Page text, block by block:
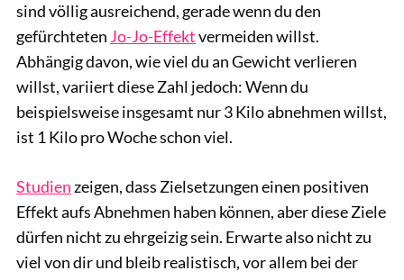
sind völlig ausreichend, gerade wenn du den
gefürchteten Jo-Jo-Effektvermeiden willst.
Abhängig davon, wie viel du an Gewicht verlieren
willst, variiert diese Zahl jedoch: Wenn du
beispielsweise insgesamt nur 3 Kilo abnehmen willst,
ist 1 Kilo pro Woche schon viel.
Studienzeigen, dass Zielsetzungen einen positiven
Effekt aufs Abnehmen haben können, aber diese Ziele
dürfen nicht zu ehrgeizig sein. Erwarte also nicht zu
viel von dir und bleib realistisch, vor allem bei der